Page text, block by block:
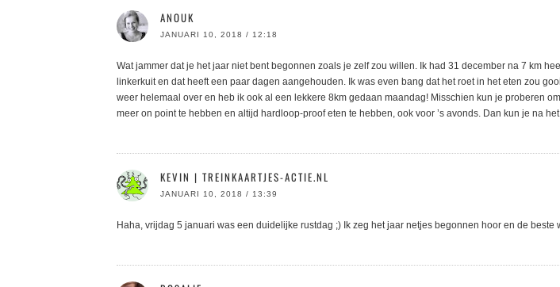
ANOUK
JANUARI 10, 2018 / 12:18
Wat jammer dat je het jaar niet bent begonnen zoals je zelf zou willen. Ik had 31 december na 7 km
linkerkuit en dat heeft een paar dagen aangehouden. Ik was even bang dat het roet in het eten zou
weer helemaal over en heb ik ook al een lekkere 8km gedaan maandag! Misschien kun je proberen
meer on point te hebben en altijd hardloop-proof eten te hebben, ook voor ’s avonds. Dan kun je na
KEVIN | TREINKAARTJES-ACTIE.NL
JANUARI 10, 2018 / 13:39
Haha, vrijdag 5 januari was een duidelijke rustdag ;) Ik zeg het jaar netjes begonnen hoor en de beste